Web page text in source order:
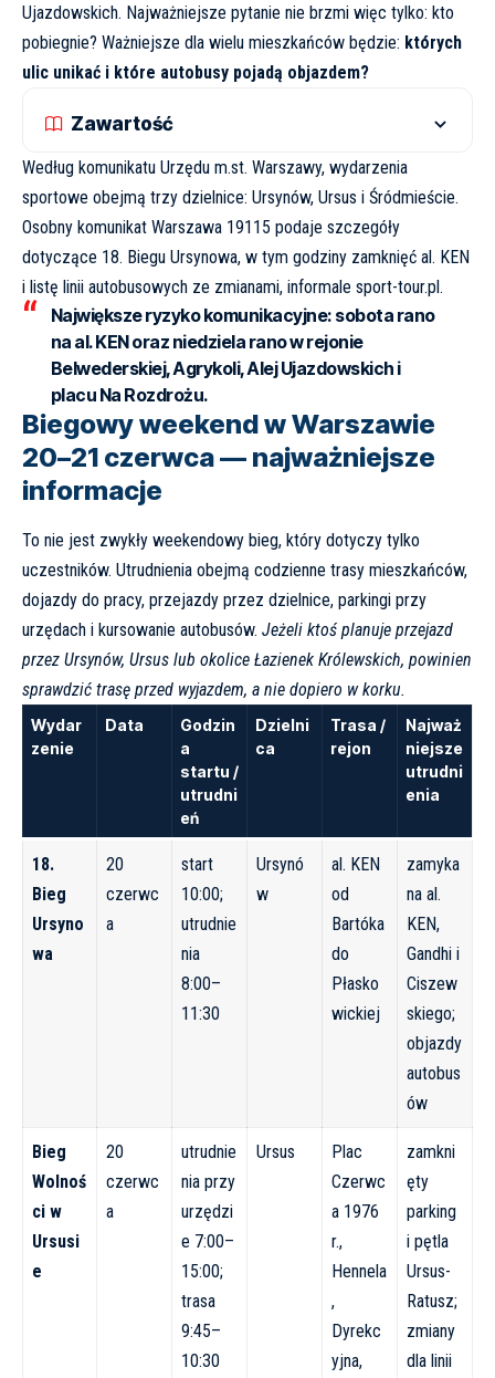
Ujazdowskich. Najważniejsze pytanie nie brzmi więc tylko: kto
pobiegnie? Ważniejsze dla wielu mieszkańców będzie: których
ulic unikać i które autobusy pojadą objazdem?
Zawartość
Według komunikatu Urzędu m.st. Warszawy, wydarzenia
sportowe obejmą trzy dzielnice: Ursynów, Ursus i Śródmieście.
Osobny komunikat Warszawa 19115 podaje szczegóły
dotyczące 18. Biegu Ursynowa, w tym godziny zamknięć al. KEN
i listę linii autobusowych ze zmianami, informale sport-tour.pl .
Największe ryzyko komunikacyjne: sobota rano
na al. KEN oraz niedziela rano w rejonie
Belwederskiej, Agrykoli, Alej Ujazdowskich i
placu Na Rozdrożu.
Biegowy weekend w Warszawie
20–21 czerwca — najważniejsze
informacje
To nie jest zwykły weekendowy bieg, który dotyczy tylko
uczestników. Utrudnienia obejmą codzienne trasy mieszkańców,
dojazdy do pracy, przejazdy przez dzielnice, parkingi przy
urzędach i kursowanie autobusów. Jeżeli ktoś planuje przejazd
przez Ursynów, Ursus lub okolice Łazienek Królewskich, powinien
sprawdzić trasę przed wyjazdem, a nie dopiero w korku.
Wydar
zenie
Data
Godzin
a
startu /
utrudni
eń
Dzielni
ca
Trasa /
rejon
Najważ
niejsze
utrudni
enia
18.
Bieg
Ursyno
wa
20
czerwc
a
start
10:00;
utrudnie
nia
8:00–
11:30
Ursynó
w
al. KEN
od
Bartóka
do
Płasko
wickiej
zamyka
na al.
KEN,
Gandhi i
Ciszew
skiego;
objazdy
autobus
ów
Bieg
Wolnoś
ci w
Ursusi
e
20
czerwc
a
utrudnie
nia przy
urzędzi
e 7:00–
15:00;
trasa
9:45–
10:30
Ursus
Plac
Czerwc
a 1976
r.,
Hennela
,
Dyrekc
yjna,
zamkni
ęty
parking
i pętla
Ursus-
Ratusz;
zmiany
dla linii